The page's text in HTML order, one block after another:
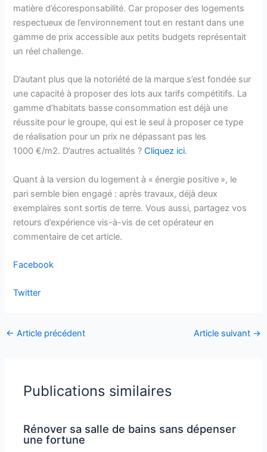
matière d’écoresponsabilité. Car proposer des logements
respectueux de l’environnement tout en restant dans une
gamme de prix accessible aux petits budgets représentait
un réel challenge.
D’autant plus que la notoriété de la marque s’est fondée sur
une capacité à proposer des lots aux tarifs compétitifs. La
gamme d’habitats basse consommation est déjà une
réussite pour le groupe, qui est le seul à proposer ce type
de réalisation pour un prix ne dépassant pas les
1000 €/m2. D’autres actualités ?Cliquez ici.
Quant à la version du logement à « énergie positive », le
pari semble bien engagé : après travaux, déjà deux
exemplaires sont sortis de terre. Vous aussi, partagez vos
retours d’expérience vis-à-vis de cet opérateur en
commentaire de cet article.
Facebook
Twitter
← Article précédent Article suivant →
Publications similaires
Rénover sa salle de bains sans dépenser
une fortune